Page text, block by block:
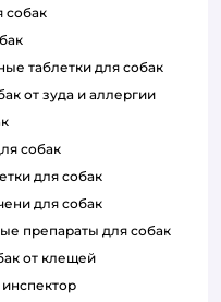
собак
таблетки для собак
от зуда и аллергии
собак
для собак
для собак
препараты для собак
от клещей
инспектор